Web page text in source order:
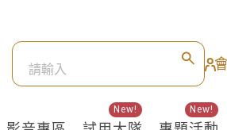
New! New!